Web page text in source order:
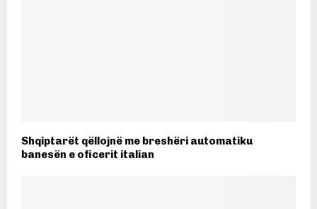
Shqiptarët qëllojnë me breshëri automatiku
banesën e oficerit italian